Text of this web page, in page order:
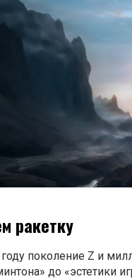
ракетку
поколение Z и
до «эстетики